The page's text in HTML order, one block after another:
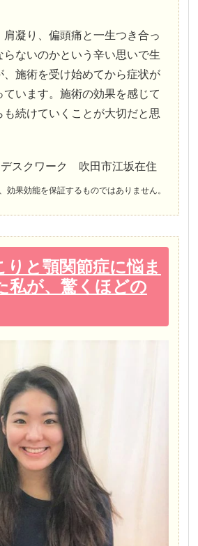
凝り、偏頭痛と一生つき合っ
らないのかという辛い思いで生
、施術を受け始めてから症状が
ています。施術の効果を感じて
も続けていくことが大切だと思
スクワーク 吹田市江坂在住
果効能を保証するものではありません。
りと顎関節症に悩ま
私が、驚くほどの